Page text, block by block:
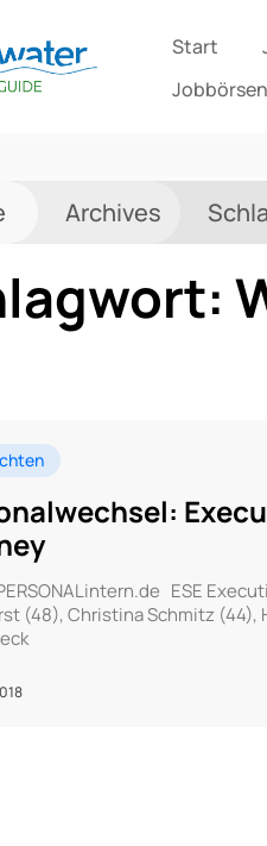
Start
Archives
ESE
(48), Christina Schmitz